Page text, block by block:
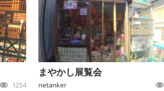
1254
まやかし展覧会
netanker